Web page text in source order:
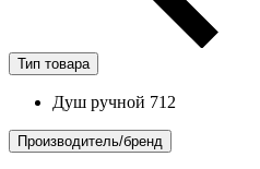
Тип товара
Душ ручной 712
Производитель/бренд